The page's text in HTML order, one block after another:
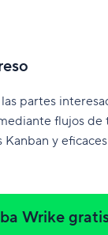
partes
flujos de
Kanban y
Wrike